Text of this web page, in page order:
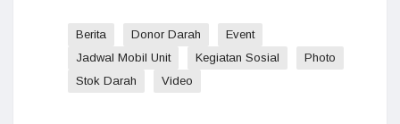
Berita Donor Darah
Event
Jadwal Mobil Unit
Kegiatan Sosial
Photo
Stok Darah
Video